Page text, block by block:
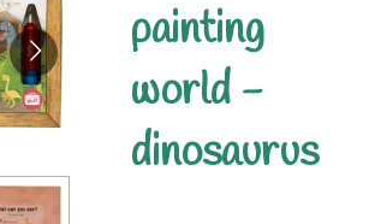
painting
world -
dinosaurus